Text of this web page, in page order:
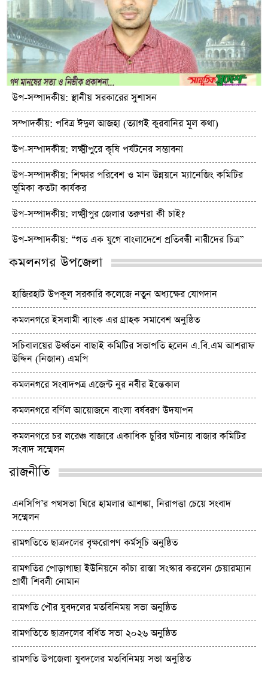
উপ-সম্পাদকীয়: স্থানীয় সরকারের সুশাসন
সম্পাদকীয়: পবিত্র ঈদুল আজহা (ত্যাগই কুরবানির মূল কথা)
উপ-সম্পাদকীয়: লক্ষ্মীপুরে কৃষি পর্যটনের সম্ভাবনা
উপ-সম্পাদকীয়: শিক্ষার পরিবেশ ও মান উন্নয়নে ম্যানেজিং কমিটির
ভূমিকা কতটা কার্যকর
উপ-সম্পাদকীয়: লক্ষ্মীপুর জেলার তরুণরা কী চাই?
উপ-সম্পাদকীয়: “গত এক যুগে বাংলাদেশে প্রতিবন্ধী নারীদের চিত্র”
কমলনগর উপজেলা
হাজিরহাট উপকূল সরকারি কলেজে নতুন অধ্যক্ষের যোগদান
কমলনগরে ইসলামী ব্যাংক এর গ্রাহক সমাবেশ অনুষ্ঠিত
সচিবালয়ের উর্ধ্বতন বাছাই কমিটির সভাপতি হলেন এ.বি.এম আশরাফ
উদ্দিন (নিজান) এমপি
কমলনগরে সংবাদপত্র এজেন্ট নুর নবীর ইন্তেকাল
কমলনগরে বর্ণিল আয়োজনে বাংলা বর্ষবরণ উদযাপন
কমলনগরে চর লরেঞ্চ বাজারে একাধিক চুরির ঘটনায় বাজার কমিটির
সংবাদ সম্মেলন
রাজনীতি
এনসিপি’র পথসভা ঘিরে হামলার আশঙ্কা, নিরাপত্তা চেয়ে সংবাদ
সম্মেলন
রামগতিতে ছাত্রদলের বৃক্ষরোপণ কর্মসূচি অনুষ্ঠিত
রামগতির পোড়াগাছা ইউনিয়নে কাঁচা রাস্তা সংস্কার করলেন চেয়ারম্যান
প্রার্থী শিবলী নোমান
রামগতি পৌর যুবদলের মতবিনিময় সভা অনুষ্ঠিত
রামগতিতে ছাত্রদলের বর্ধিত সভা ২০২৬ অনুষ্ঠিত
রামগতি উপজেলা যুবদলের মতবিনিময় সভা অনুষ্ঠিত